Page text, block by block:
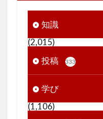
知識
(2,015)
投稿
333
学び
(1,106)